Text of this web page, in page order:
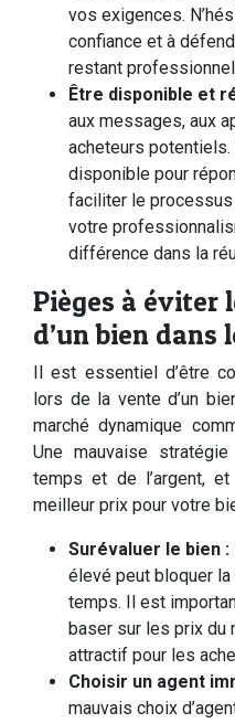
vos exigences.
confiance et à
restant
Être disponible et
aux messages, aux
acheteurs
disponible pour
faciliter le
votre
différence dans la
Pièges à éviter
d’un bien dans
Il est essentiel d’être
lors de la vente d’un
marché dynamique
Une mauvaise
temps et de l’argent,
meilleur prix pour votre
Surévaluer le bien :
élevé peut bloquer
temps. Il est
baser sur les prix du
attractif pour les
Choisir un agent
mauvais choix